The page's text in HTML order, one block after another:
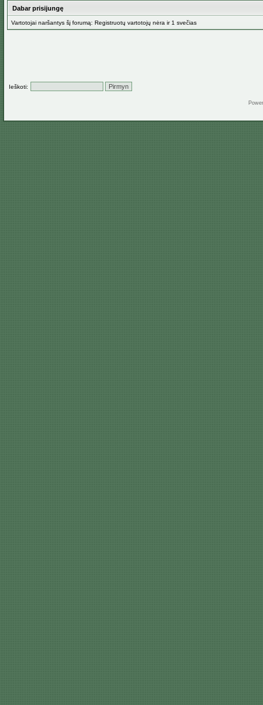
Dabar prisijungę
Vartotojai naršantys šį forumą: Registruotų vartotojų nėra ir 1 svečias
Ieškoti: